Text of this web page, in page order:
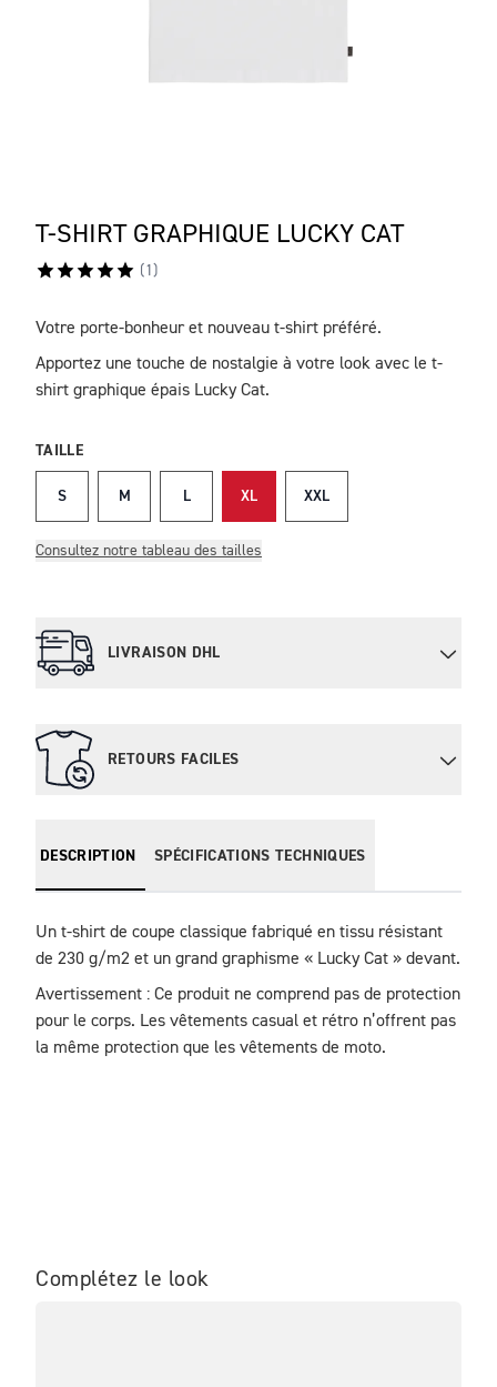
T-SHIRT GRAPHIQUE LUCKY CAT
( 1 )
DESCRIPTION
Votre porte-bonheur et nouveau t-shirt préféré.
Apportez une touche de nostalgie à votre look avec le t-
shirt graphique épais Lucky Cat.
TAILLE
S M L XL XXL
Consultez notre tableau des tailles
LIVRAISON DHL
RETOURS FACILES
DESCRIPTION SPÉCIFICATIONS TECHNIQUES
Un t-shirt de coupe classique fabriqué en tissu résistant
de 230 g/m2 et un grand graphisme « Lucky Cat » devant.
Avertissement : Ce produit ne comprend pas de protection
pour le corps. Les vêtements casual et rétro n’offrent pas
la même protection que les vêtements de moto.
Complétez le look